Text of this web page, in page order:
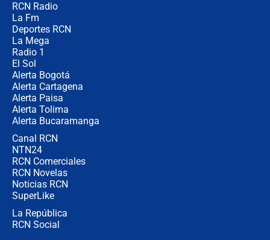
RCN Radio
La Fm
Deportes RCN
La Mega
Radio 1
El Sol
Alerta Bogotá
Alerta Cartagena
Alerta Paisa
Alerta Tolima
Alerta Bucaramanga
Canal RCN
NTN24
RCN Comerciales
RCN Novelas
Noticias RCN
SuperLike
La República
RCN Social